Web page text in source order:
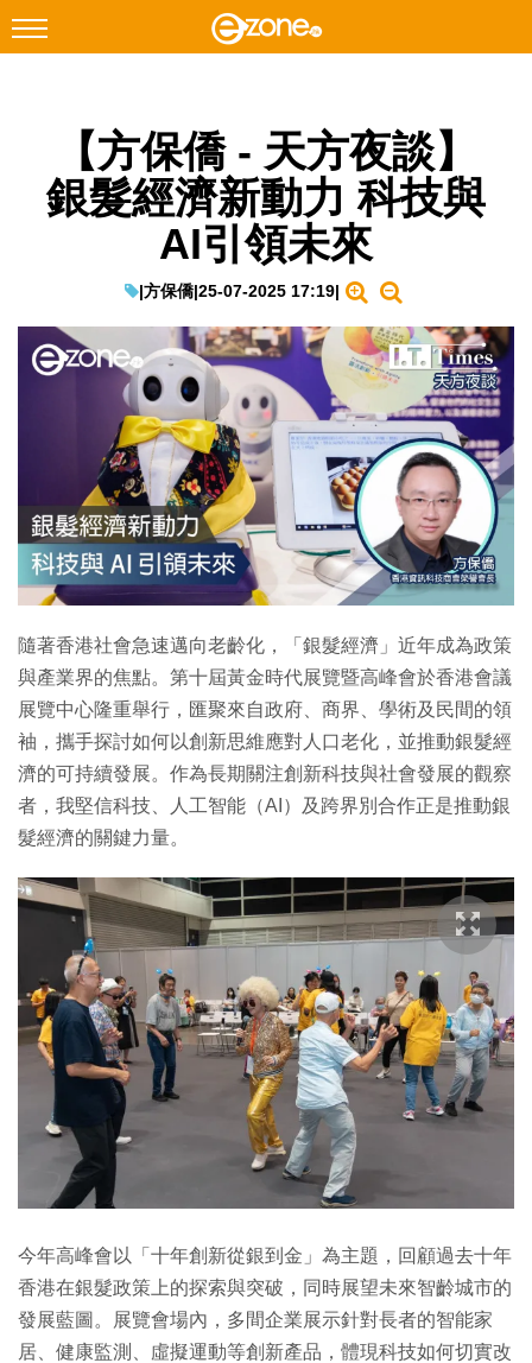
Facebook Instagram
科技焦點
教學評測
EduTech
生成式AI與雲端應用
Enterprise Digital Transformation
特集
【方保僑 - 天方夜談】
銀髮經濟新動力 科技與
AI引領未來
|方保僑|25-07-2025 17:19|
隨著香港社會急速邁向老齡化，「銀髮經濟」近年成為政策
與產業界的焦點。第十屆黃金時代展覽暨高峰會於香港會議
展覽中心隆重舉行，匯聚來自政府、商界、學術及民間的領
袖，攜手探討如何以創新思維應對人口老化，並推動銀髮經
濟的可持續發展。作為長期關注創新科技與社會發展的觀察
者，我堅信科技、人工智能（AI）及跨界別合作正是推動銀
髮經濟的關鍵力量。
今年高峰會以「十年創新從銀到金」為主題，回顧過去十年
香港在銀髮政策上的探索與突破，同時展望未來智齡城市的
發展藍圖。展覽會場內，多間企業展示針對長者的智能家
居、健康監測、虛擬運動等創新產品，體現科技如何切實改